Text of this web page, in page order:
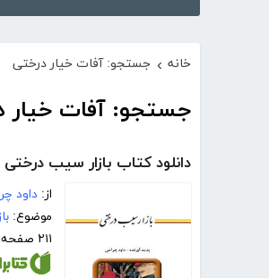
خانه › جستجو: آفات خیار درختی
جستجو: آفات خیار
دانلود کتاب بازار سیب درختی
از: داود
موضوع:
۲۱۱ صفحه